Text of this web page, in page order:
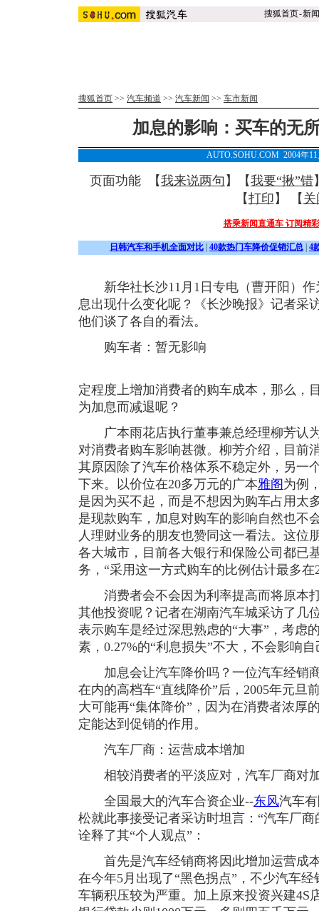
搜狐首页-新闻
搜狐首页 >> 汽车频道 >> 汽车新闻 >> 车市新闻
加息的影响：买车的无
AUTO.SOHU.COM 2004年
页面功能 【我来说两句 】【我要“揪”错
【打印 】 【 关
搭乘新闻直通车 订阅精
日韩汽车和手机全面对比 40款热门车降价促销汇总 4
新华社长沙11月1日专电（曹开阳）作
息出现什么变化呢？《长沙晚报》记者采
他们谈了各自的看法。
购车者：暂无影响
定程度上增加消费者的购车成本，那么，
为加息而减退呢？
广本雨花店执行董事兼总经理柳芳认为
对消费者购车影响甚微。柳芳介绍，目前
其原因除了汽车价格体系不稳定外，另一
下来。以价位在20多万元的广本雅阁 为例
是因为买不起，而是不想因为购车占用太
是现款购车，加息对购车的影响自然也不
人理财业务的朋友也赞同这一看法。这位
各大城市，目前各大银行和保险公司都已
务，“采用这一方式购车的比例估计最多在
消费者会不会因为利率提高而将原本
其他投资呢？记者在湖南汽车城采访了几
表示购车是经过深思熟虑的“大事”，考虑
素，0.27%的“利息损失”不大，不会影响
加息会让汽车降价吗？一位汽车经销
在内的高档车“直线降价”后，2005年元旦
大可能再“集体降价”，因为在消费者浓厚
定能达到促销的作用。
汽车厂商：运营成本增加
相较消费者的平淡应对，汽车厂商对
全国最大的汽车合资企业--东风汽车
松就此事接受记者采访时坦言：“汽车厂
诠释了其“个人观点”：
首先是汽车经销商将因此增加运营成
在今年5月出现了“黑色拐点”，不少汽车
车辆积压较为严重。加上原来投资兴建4S